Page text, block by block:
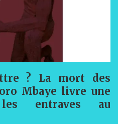
? La mort des
Mbaye livre une
entraves au